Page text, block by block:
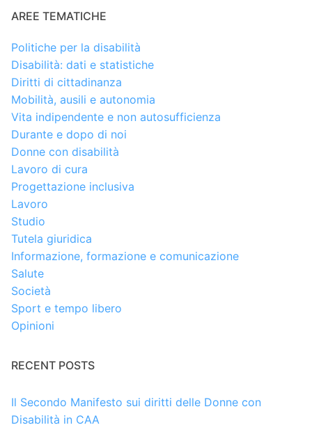
AREE TEMATICHE
Politiche per la disabilità
Disabilità: dati e statistiche
Diritti di cittadinanza
Mobilità, ausili e autonomia
Vita indipendente e non autosufficienza
Durante e dopo di noi
Donne con disabilità
Lavoro di cura
Progettazione inclusiva
Lavoro
Studio
Tutela giuridica
Informazione, formazione e comunicazione
Salute
Società
Sport e tempo libero
Opinioni
RECENT POSTS
Il Secondo Manifesto sui diritti delle Donne con
Disabilità in CAA